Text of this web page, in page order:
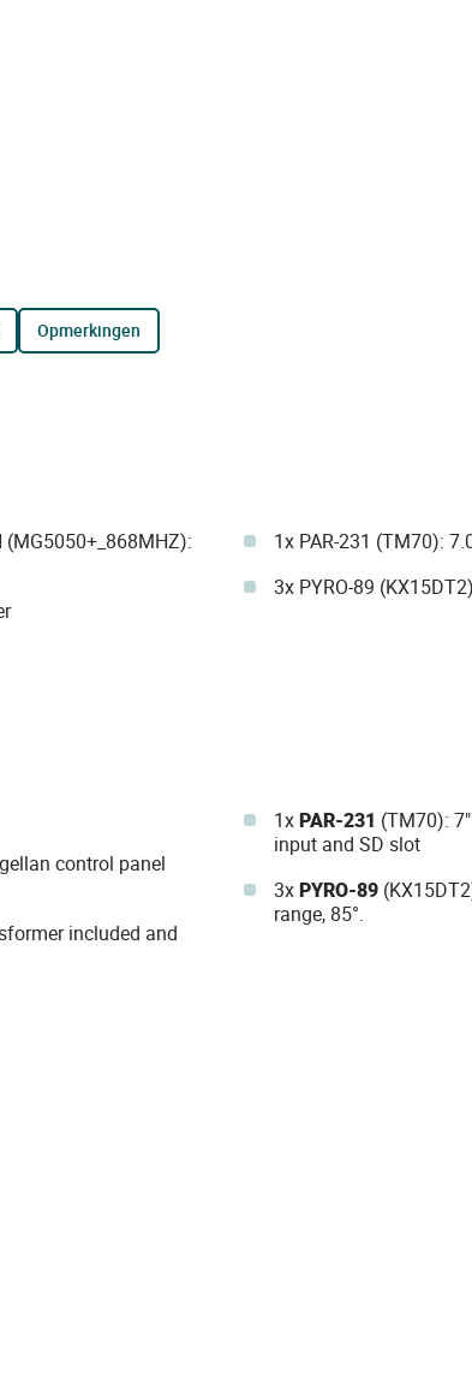
opmerkingen
1x PAR-231 (TM70):
3x PYRO-89
control panel
included and
1xPAR-231 (TM70):
input and SD slot
3xPYRO-89
range, 85°.